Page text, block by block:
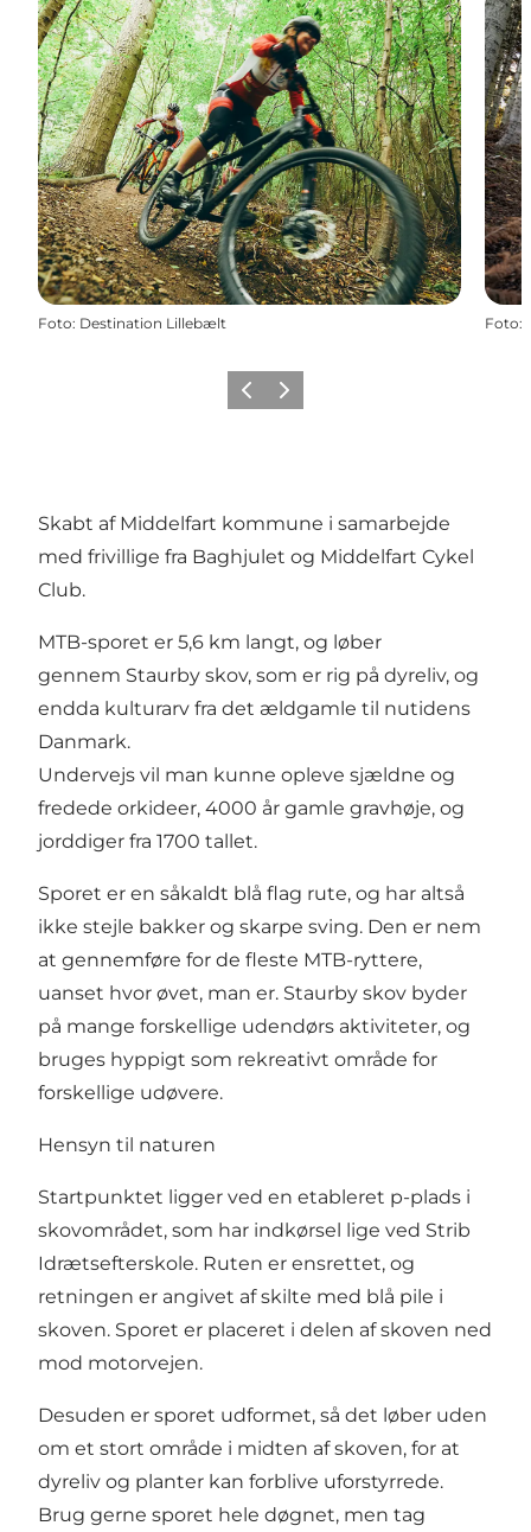
Foto: Destination Lillebælt Foto:
ForrigeNæste
Skabt af Middelfart kommune i samarbejde
med frivillige fra Baghjulet og Middelfart Cykel
Club.
MTB-sporet er 5,6 km langt, og løber
gennem Staurby skov, som er rig på dyreliv, og
endda kulturarv fra det ældgamle til nutidens
Danmark.
Undervejs vil man kunne opleve sjældne og
fredede orkideer, 4000 år gamle gravhøje, og
jorddiger fra 1700 tallet.
Sporet er en såkaldt blå flag rute, og har altså
ikke stejle bakker og skarpe sving. Den er nem
at gennemføre for de fleste MTB-ryttere,
uanset hvor øvet, man er. Staurby skov byder
på mange forskellige udendørs aktiviteter, og
bruges hyppigt som rekreativt område for
forskellige udøvere.
Hensyn til naturen
Startpunktet ligger ved en etableret p-plads i
skovområdet, som har indkørsel lige ved Strib
Idrætsefterskole. Ruten er ensrettet, og
retningen er angivet af skilte med blå pile i
skoven. Sporet er placeret i delen af skoven ned
mod motorvejen.
Desuden er sporet udformet, så det løber uden
om et stort område i midten af skoven, for at
dyreliv og planter kan forblive uforstyrrede.
Brug gerne sporet hele døgnet, men tag